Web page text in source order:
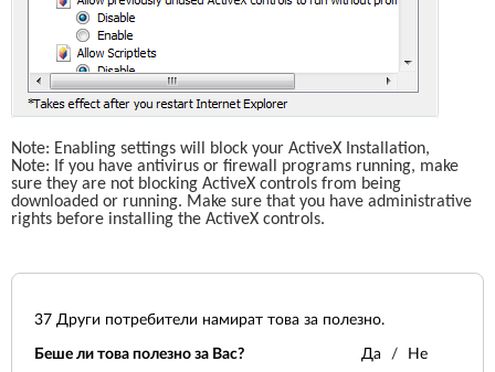
Note: Enabling settings will block your ActiveX Installation,
Note: If you have antivirus or firewall programs running, make
sure they are not blocking ActiveX controls from being
downloaded or running. Make sure that you have administrative
rights before installing the ActiveX controls.
37 Други потребители намират това за полезно.
Беше ли това полезно за Вас? Да Не